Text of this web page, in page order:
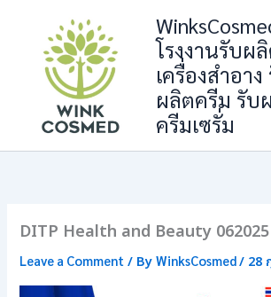
content
โรงงานรับผ
เครื่องสำอาง
ผลิตครีม รับ
ครีมเซรั่ม
DITP Health and Beauty 062025
Leave a Comment / ByWinksCosmed/ 28